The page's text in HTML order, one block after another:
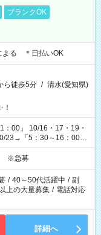
ブランクOK
よる ＊日払いOK
ら徒歩5分 / 清水(愛知県)
00」 10/16・17・19・
23→「5：30～16：00」
00～26：00」
：00～23：00」 ＊
※急募
/ 40～50代活躍中 / 副
上の大量募集 / 電話対応
詳細へ